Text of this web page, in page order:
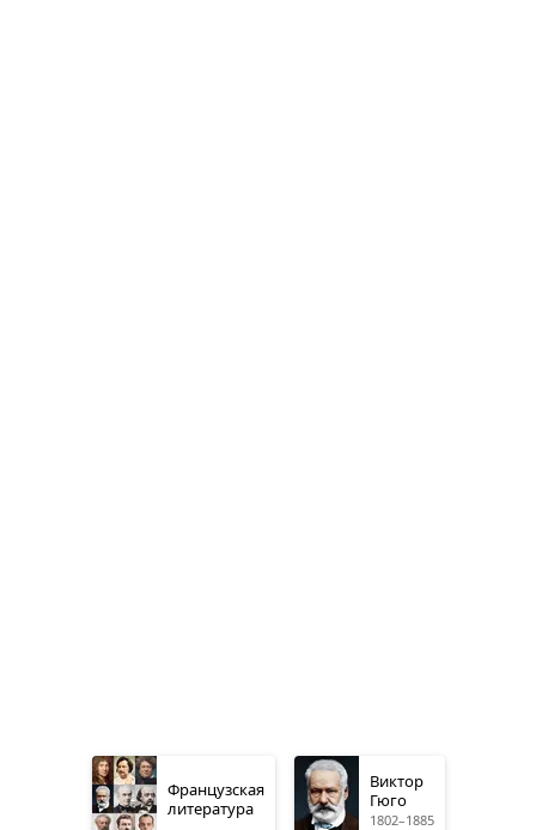
Французская
литература
Виктор
Гюго
1802–1885